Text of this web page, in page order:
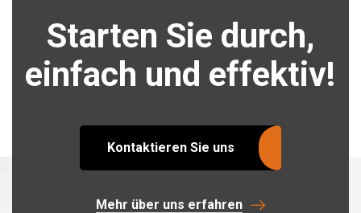
Starten Sie durch,
einfach und effektiv!
Kontaktieren Sie uns
Mehr über uns erfahren